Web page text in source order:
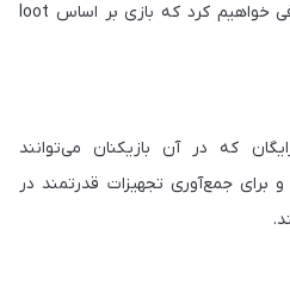
بازی‌های معروف را به شما معرفی خواهیم کرد که بازی بر اساس loot
که در آن بازیکنان می‌توانند
برای جمع‌آوری تجهیزات قدرتمند در